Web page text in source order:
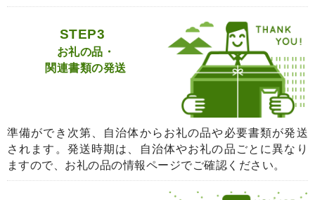
STEP3
お礼の品・
関連書類の発送
準備ができ次第、自治体からお礼の品や必要書類が発送
されます。発送時期は、自治体やお礼の品ごとに異なり
ますので、お礼の品の情報ページでご確認ください。